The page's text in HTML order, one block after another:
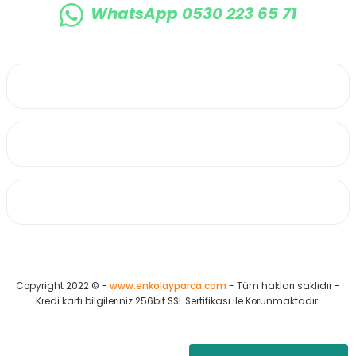
WhatsApp 0530 223 65 71
Copyright 2022 © - www.enkolayparca.com - Tüm hakları saklıdır -
Kredi kartı bilgileriniz 256bit SSL Sertifikası ile Korunmaktadır.